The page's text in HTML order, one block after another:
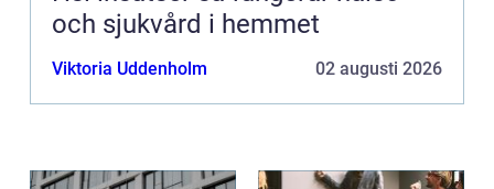
och sjukvård i hemmet
Viktoria Uddenholm 02 augusti 2026